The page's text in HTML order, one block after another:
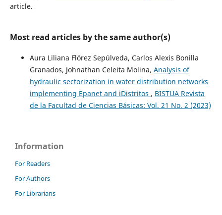
article.
Most read articles by the same author(s)
Aura Liliana Flórez Sepúlveda, Carlos Alexis Bonilla
Granados, Johnathan Celeita Molina, Analysis of
hydraulic sectorization in water distribution networks
implementing Epanet and iDistritos , BISTUA Revista
de la Facultad de Ciencias Básicas: Vol. 21 No. 2 (2023)
Information
For Readers
For Authors
For Librarians